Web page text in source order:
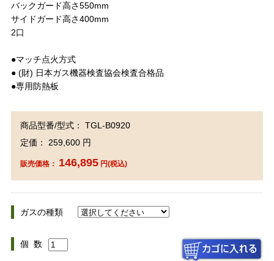
バックガード高さ550mm
サイドガード高さ400mm
2口
●マッチ点火方式
● (財) 日本ガス機器検査協会検査合格品
●専用防熱板
商品型番/型式： TGL-B0920
定価： 259,600 円
販売価格： 146,895円(税込)
ガスの種類
個 数